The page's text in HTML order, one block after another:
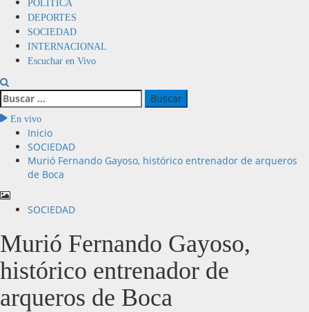
POLITICA
DEPORTES
SOCIEDAD
INTERNACIONAL
Escuchar en Vivo
En vivo
Inicio
SOCIEDAD
Murió Fernando Gayoso, histórico entrenador de arqueros
de Boca
SOCIEDAD
Murió Fernando Gayoso,
histórico entrenador de
arqueros de Boca